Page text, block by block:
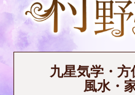
九星気学・
風水・